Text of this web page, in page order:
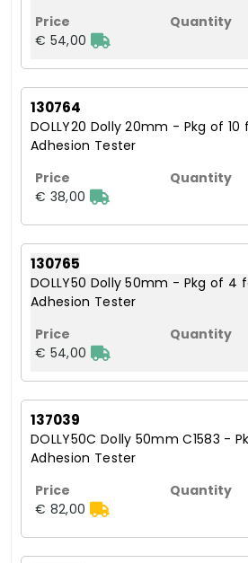
€ 54,00
130764
DOLLY20 Dolly 20mm - Pkg of 10
Adhesion Tester
€ 38,00
130765
DOLLY50 Dolly 50mm - Pkg of 4
Adhesion Tester
€ 54,00
137039
DOLLY50C Dolly 50mm C1583 -
Adhesion Tester
€ 82,00